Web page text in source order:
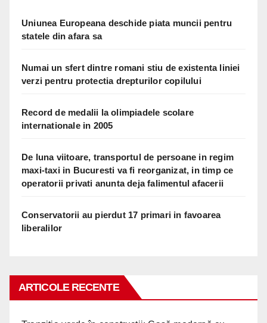
Uniunea Europeana deschide piata muncii pentru
statele din afara sa
Numai un sfert dintre romani stiu de existenta liniei
verzi pentru protectia drepturilor copilului
Record de medalii la olimpiadele scolare
internationale in 2005
De luna viitoare, transportul de persoane in regim
maxi-taxi in Bucuresti va fi reorganizat, in timp ce
operatorii privati anunta deja falimentul afacerii
Conservatorii au pierdut 17 primari in favoarea
liberalilor
ARTICOLE RECENTE